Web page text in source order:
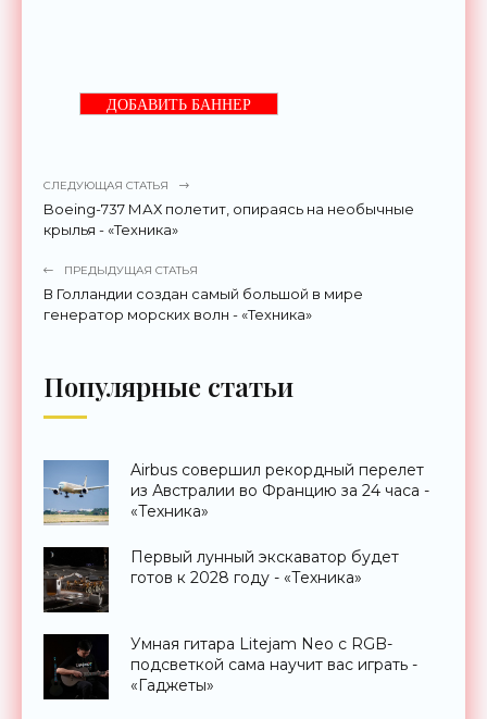
ДОБАВИТЬ БАННЕР
СЛЕДУЮЩАЯ СТАТЬЯ
Boeing-737 МАХ полетит, опираясь на необычные
крылья - «Техника»
ПРЕДЫДУЩАЯ СТАТЬЯ
В Голландии создан самый большой в мире
генератор морских волн - «Техника»
Популярные статьи
Airbus совершил рекордный перелет
из Австралии во Францию за 24 часа -
«Техника»
Первый лунный экскаватор будет
готов к 2028 году - «Техника»
Умная гитара Litejam Neo с RGB-
подсветкой сама научит вас играть -
«Гаджеты»